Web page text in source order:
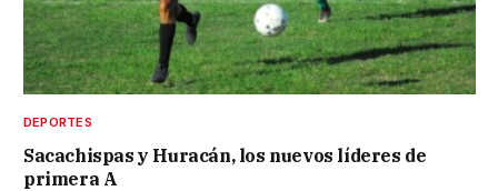
DEPORTES
Sacachispas y Huracán, los nuevos líderes de
primera A